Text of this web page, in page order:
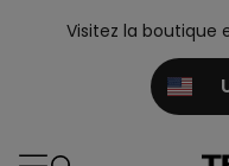
Visitez la boutique